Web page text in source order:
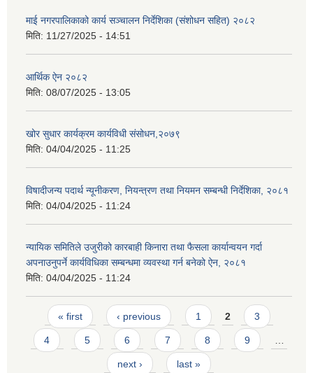
माई नगरपालिकाको कार्य सञ्चालन निर्देशिका (संशोधन सहित) २०८२
मिति: 11/27/2025 - 14:51
आर्थिक ऐन २०८२
मिति: 08/07/2025 - 13:05
खोर सुधार कार्यक्रम कार्यविधी संसोधन,२०७९
मिति: 04/04/2025 - 11:25
विषादीजन्य पदार्थ न्यूनीकरण, नियन्त्रण तथा नियमन सम्बन्धी निर्देशिका, २०८१
मिति: 04/04/2025 - 11:24
न्यायिक समितिले उजुरीको कारबाही किनारा तथा फैसला कार्यान्वयन गर्दा
अपनाउनुपर्ने कार्यविधिका सम्बन्धमा व्यवस्था गर्न बनेको ऐन, २०८१
मिति: 04/04/2025 - 11:24
Pages
« first ‹ previous 1 2 3
4 5 6 7 8 9
next › last »